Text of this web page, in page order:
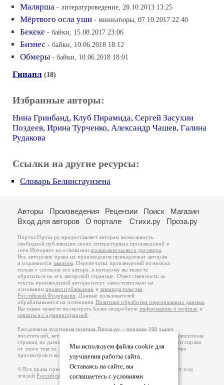
Малярша - литературоведение, 28.10.2013 13:25
Мёртвого осла уши - миниатюры, 07.10.2017 22:40
Бекеке - байки, 15.08.2017 23:06
Бизнес - байки, 10.06.2018 18:12
Обмеры - байки, 10.06.2018 18:01
Гипапл (18)
Избранные авторы:
Нина Гринбанд, Клуб Пирамида, Сергей Засухин
Поздеев, Ирина Турченко, Александр Чашев, Галина
Рудакова
Ссылки на другие ресурсы:
Словарь Белинсгаунзена
Мы используем файлы cookie для
улучшения работы сайта.
Оставаясь на сайте, вы
соглашаетесь с условиями
Авторы Произведения Рецензии Поиск
Магазин
Вход для авторов
О портале Стихи.ру Проза.ру
Портал Проза.ру предоставляет авторам возможность
свободной публикации своих литературных произведений в
сети Интернет на основаниипользовательского договора
Все авторские права на произведения принадлежат авторам
и охраняются законом . Перепечатка произведений возможна
только с согласия его автора, к которому вы можете
обратиться на его авторской странице. Ответственность за
тексты произведений авторы несут самостоятельно на
основанииправил публикации изаконодательства
Российской Федерации . Данные пользователей
обрабатываются на основании Политики обработки персональных данных
Вы также можете посмотреть более подробную информацию о портале и
связаться с администрацией
Ежедневная аудитория портала Проза.ру – порядка 100 тысяч
посетителей, которые в общей сумме просматривают более полумиллиона
страниц по данным счетчика посещаемости, который расположен справа
от этого текста. В каждой графе указано по две цифры: количество
просмотров и количество посетителей.
© Все права принадлежат авторам, 2000-2026. Портал работает под
эгидойРоссийского союза писателей.18+